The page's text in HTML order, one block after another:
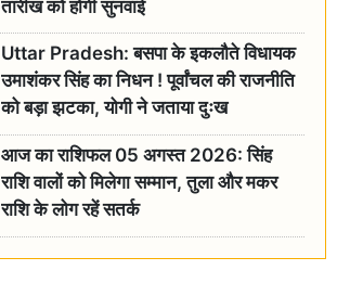
तारीख को होगी सुनवाई
Uttar Pradesh: बसपा के इकलौते विधायक
उमाशंकर सिंह का निधन ! पूर्वांचल की राजनीति
को बड़ा झटका, योगी ने जताया दुःख
आज का राशिफल 05 अगस्त 2026: सिंह
राशि वालों को मिलेगा सम्मान, तुला और मकर
राशि के लोग रहें सतर्क